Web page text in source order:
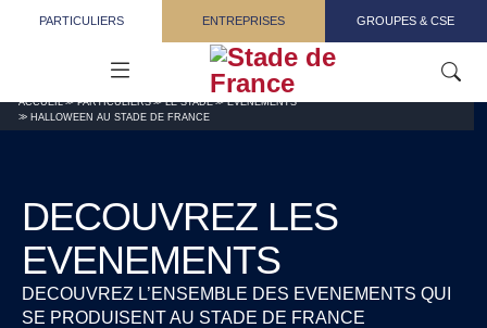
PARTICULIERS ENTREPRISES GROUPES & CSE
ACCUEIL PARTICULIERS LE STADE
ÉVÉNEMENTS
HALLOWEEN AU STADE DE FRANCE
DECOUVREZ LES
EVENEMENTS
DECOUVREZ L’ENSEMBLE DES EVENEMENTS QUI
SE PRODUISENT AU STADE DE FRANCE